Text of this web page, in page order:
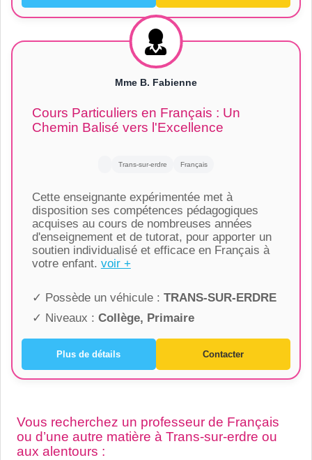
Mme B. Fabienne
Cours Particuliers en Français : Un
Chemin Balisé vers l'Excellence
Trans-sur-erdre Français
Cette enseignante expérimentée met à
disposition ses compétences pédagogiques
acquises au cours de nombreuses années
d'enseignement et de tutorat, pour apporter un
soutien individualisé et efficace en Français à
votre enfant. voir +
✓ Possède un véhicule : TRANS-SUR-ERDRE
✓ Niveaux : Collège, Primaire
Plus de détails Contacter
Vous recherchez un professeur de Français
ou d’une autre matière à Trans-sur-erdre ou
aux alentours :